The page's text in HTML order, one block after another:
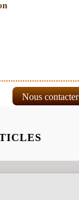
Nous contacter